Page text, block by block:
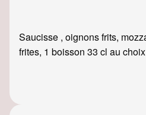
Saucisse , oignons frits,
frites, 1 boisson 33 cl au choix